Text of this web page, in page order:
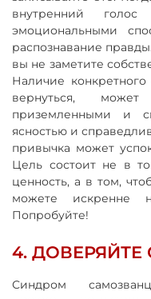
внутренний
эмоциональными
распознавание
вы не заметите
Наличие
вернуться,
приземленными и
ясностью и
привычка может
Цель состоит не в
ценность, а в том,
можете искренне
Попробуйте!
4.
Синдром